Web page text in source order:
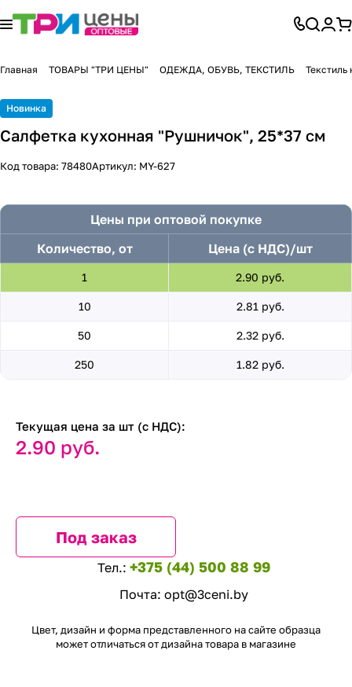
Главная ТОВАРЫ "ТРИ ЦЕНЫ" ОДЕЖДА, ОБУВЬ, ТЕКСТИЛЬ Текстиль
Новинка
Салфетка кухонная "Рушничок", 25*37 см
Код товара: 78480Артикул: MY-627
Цены при оптовой покупке
Количество, от
Цена (с НДС)/шт
1 2.90 руб.
10 2.81 руб.
50 2.32 руб.
250 1.82 руб.
Текущая цена за шт (с НДС):
2.90 руб.
Под заказ
Тел.: +375 (44) 500 88 99
Почта: opt@3ceni.by
Цвет, дизайн и форма представленного на сайте образца
может отличаться от дизайна товара в магазине